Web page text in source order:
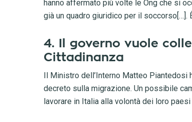
hanno affermato più volte le Ong che si
già un quadro giuridico per il soccorso[…].
4. Il governo vuole
Cittadinanza
Il Ministro dell’Interno Matteo Piantedosi
decreto sulla migrazione. Un possibile
lavorare in Italia alla volontà dei loro